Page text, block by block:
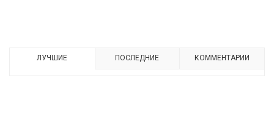
ЛУЧШИЕ ПОСЛЕДНИЕ КОММЕНТАРИИ